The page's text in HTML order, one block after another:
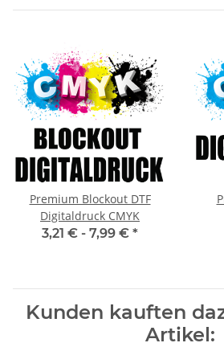
Premium Blockout DTF
Digitaldruck CMYK
3,21 € - 7,99 € *
Kunden kauften
Artikel: